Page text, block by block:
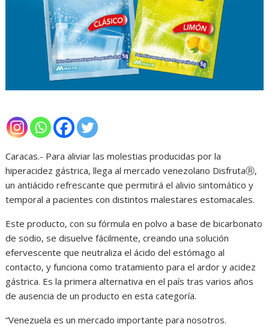
Caracas.- Para aliviar las molestias producidas por la
hiperacidez gástrica, llega al mercado venezolano DisfrutaⓇ,
un antiácido refrescante que permitirá el alivio sintomático y
temporal a pacientes con distintos malestares estomacales.
Este producto, con su fórmula en polvo a base de bicarbonato
de sodio, se disuelve fácilmente, creando una solución
efervescente que neutraliza el ácido del estómago al
contacto, y funciona como tratamiento para el ardor y acidez
gástrica. Es la primera alternativa en el país tras varios años
de ausencia de un producto en esta categoría.
“Venezuela es un mercado importante para nosotros.